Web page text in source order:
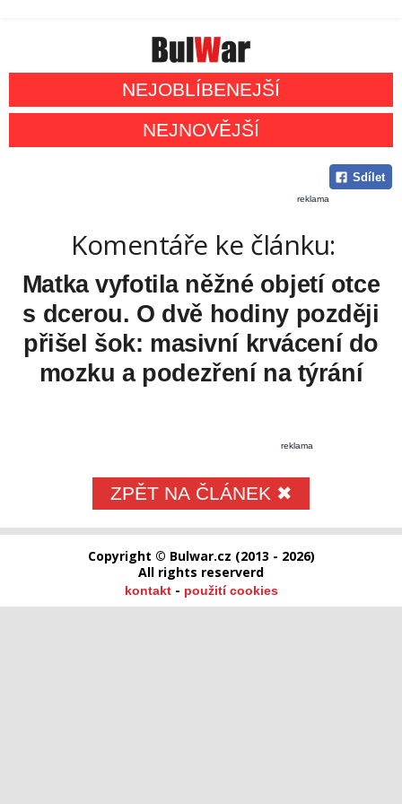
NEJOBLÍBENEJŠÍ
NEJNOVĚJŠÍ
Sdílet
reklama
Komentáře ke článku:
Matka vyfotila něžné objetí otce
s dcerou. O dvě hodiny později
přišel šok: masivní krvácení do
mozku a podezření na týrání
reklama
ZPĚT NA ČLÁNEK ✖
Copyright © Bulwar.cz (2013 - 2026)
All rights reserverd
kontakt- použití cookies